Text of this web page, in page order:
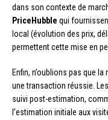
dans son contexte de
PriceHubble qui
local (évolution des prix,
permettent cette mise en
Enfin, n’oublions pas que
une transaction réussie.
suivi post-estimation,
l’estimation initiale aux